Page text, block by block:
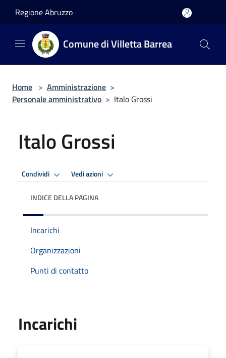
Regione Abruzzo
Comune di Villetta Barrea
Home > Amministrazione >
Personale amministrativo > Italo Grossi
Italo Grossi
Condividi Vedi azioni
INDICE DELLA PAGINA
Incarichi
Organizzazioni
Punti di contatto
Incarichi